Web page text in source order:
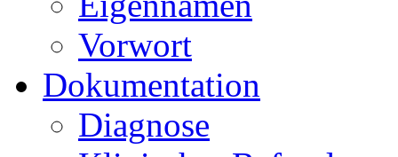
Vorwort
Dokumentation
Diagnose